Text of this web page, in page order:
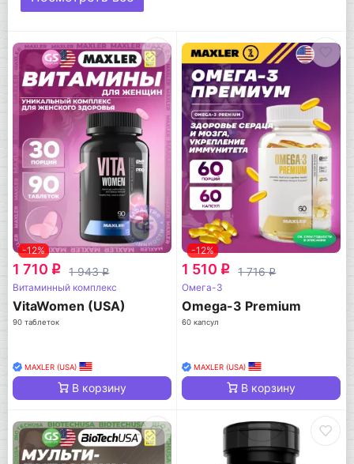
-12%
1 710 q 1 943q
Витаминный комплекс
VitaWomen (USA)
90 таблеток
MAXLER (USA)
В корзину
-12%
1 510 q 1 716q
Омега-3
Omega-3 Premium
60 капсул
MAXLER (USA)
В корзину